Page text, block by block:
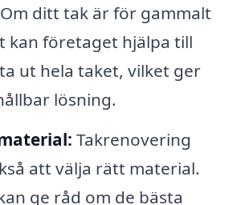
Om ditt tak är för gammalt
kan företaget hjälpa till
ut hela taket, vilket ger
lösning.
Takrenovering
att välja rätt material.
ge råd om de bästa